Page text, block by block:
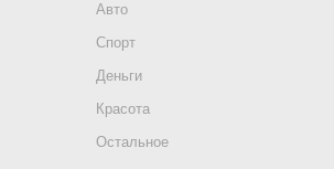
Авто
Спорт
Деньги
Красота
Остальное